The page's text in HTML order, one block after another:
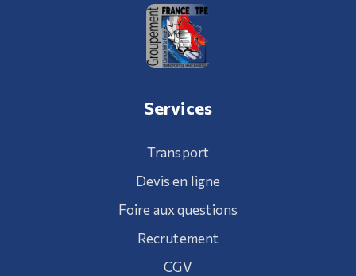
Services
Transport
Devis en ligne
Foire aux questions
Recrutement
CGV